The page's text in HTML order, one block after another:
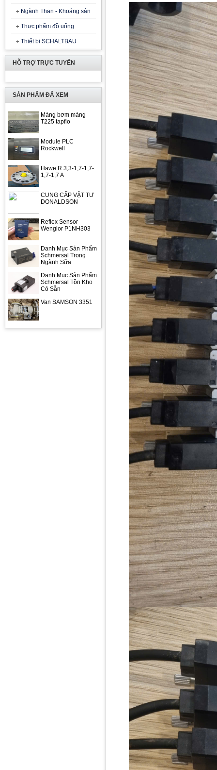
Ngành Than - Khoáng sản
Thực phẩm đồ uống
Thiết bị SCHALTBAU
HỖ TRỢ TRỰC TUYẾN
SẢN PHẨM ĐÃ XEM
Màng bơm màng
T225 tapflo
Module PLC
Rockwell
Hawe R 3,3-1,7-1,7-
1,7-1,7 A
CUNG CẤP VẬT TƯ
DONALDSON
Reflex Sensor
Wenglor P1NH303
Danh Mục Sản Phẩm
Schmersal Trong
Ngành Sữa
Danh Mục Sản Phẩm
Schmersal Tồn Kho
Có Sẵn
Van SAMSON 3351